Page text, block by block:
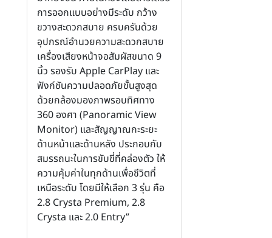
การออกแบบอย่างมีระดับ กว้าง
ขวางสะดวกสบาย ครบครันด้วย
อุปกรณ์อำนวยความสะดวกสบาย
เครื่องเสียงหน้าจอสัมผัสขนาด 9
นิ้ว รองรับ Apple CarPlay และ
ฟังก์ชันความปลอดภัยขั้นสูงสุด
ด้วยกล้องมองภาพรอบทิศทาง
360 องศา (Panoramic View
Monitor) และสัญญาณกะระยะ
ด้านหน้าและด้านหลัง ประกอบกับ
สมรรถนะในการขับขี่ที่คล่องตัว ให้
ความคุ้มค่าในทุกด้านเพื่อชีวิตที่
เหนือระดับ โดยมีให้เลือก 3 รุ่น คือ
2.8 Crysta Premium, 2.8
Crysta และ 2.0 Entry”